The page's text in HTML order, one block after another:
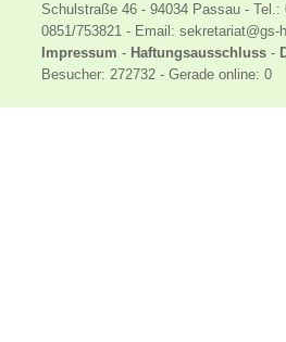
Schulstraße 46 - 94034 Passau - Tel.:
0851/753821 - Email: sekretariat@gs-
Impressum - Haftungsausschluss -
Besucher: 272732 - Gerade online: 0